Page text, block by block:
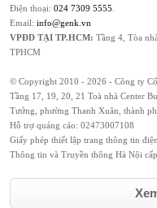
Điện thoại: 024 7309 5555
Email: info@genk.vn
VPĐD TẠI TP.HCM: Tầng 4, Tòa
TPHCM
© Copyright 2010 - 2026 - Công ty
Tầng 17, 19, 20, 21 Toà nhà Center
Tưởng, phường Thanh Xuân, thành
Hỗ trợ quảng cáo: 02473007108
Giấy phép thiết lập trang thông tin
Thông tin và Truyền thông Hà Nội